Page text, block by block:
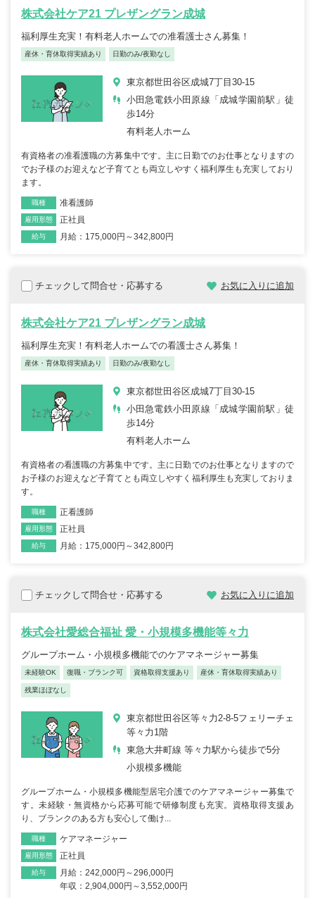
株式会社ケア21 プレザングラン成城
福利厚生充実！有料老人ホームでの准看護士さん募集！
産休・育休取得実績あり 日勤のみ/夜勤なし
東京都世田谷区成城7丁目30-15
小田急電鉄小田原線「成城学園前駅」徒
歩14分
有料老人ホーム
有資格者の准看護職の方募集中です。主に日勤でのお仕事となりますの
でお子様のお迎えなど子育てとも両立しやすく福利厚生も充実しており
ます。
職種 准看護師
雇用形態 正社員
給与 月給：175,000円～342,800円
チェックして問合せ・応募する お気に入りに追加
株式会社ケア21 プレザングラン成城
福利厚生充実！有料老人ホームでの看護士さん募集！
産休・育休取得実績あり 日勤のみ/夜勤なし
東京都世田谷区成城7丁目30-15
小田急電鉄小田原線「成城学園前駅」徒
歩14分
有料老人ホーム
有資格者の看護職の方募集中です。主に日勤でのお仕事となりますので
お子様のお迎えなど子育てとも両立しやすく福利厚生も充実しておりま
す。
職種 正看護師
雇用形態 正社員
給与 月給：175,000円～342,800円
チェックして問合せ・応募する お気に入りに追加
株式会社愛総合福祉 愛・小規模多機能等々力
グループホーム・小規模多機能でのケアマネージャー募集
未経験OK 復職・ブランク可 資格取得支援あり 産休・育休取得実績あり
残業ほぼなし
東京都世田谷区等々力2-8-5フェリーチェ
等々力1階
東急大井町線 等々力駅から徒歩で5分
小規模多機能
グループホーム・小規模多機能型居宅介護でのケアマネージャー募集で
す。未経験・無資格から応募可能で研修制度も充実。資格取得支援あ
り、ブランクのある方も安心して働け...
職種 ケアマネージャー
雇用形態 正社員
給与
月給：242,000円～296,000円
年収：2,904,000円～3,552,000円